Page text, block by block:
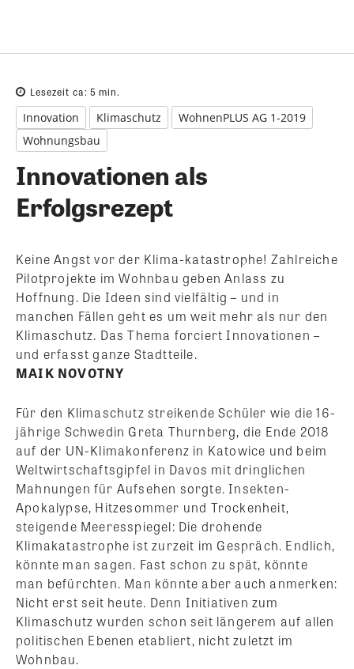
Lesezeit ca: 5 min.
Innovation Klimaschutz
WohnenPLUS AG 1-2019
Wohnungsbau
Innovationen als
Erfolgsrezept
Keine Angst vor der Klima-katastrophe! Zahlreiche
Pilotprojekte im Wohnbau geben Anlass zu
Hoffnung. Die Ideen sind vielfältig – und in
manchen Fällen geht es um weit mehr als nur den
Klimaschutz. Das Thema forciert Innovationen –
und erfasst ganze Stadtteile.
MAIK NOVOTNY
Für den Klimaschutz streikende Schüler wie die 16-
jährige Schwedin Greta Thurnberg, die Ende 2018
auf der UN-Klimakonferenz in Katowice und beim
Weltwirtschaftsgipfel in Davos mit dringlichen
Mahnungen für Aufsehen sorgte. Insekten-
Apokalypse, Hitzesommer und Trockenheit,
steigende Meeresspiegel: Die drohende
Klimakatastrophe ist zurzeit im Gespräch. Endlich,
könnte man sagen. Fast schon zu spät, könnte
man befürchten. Man könnte aber auch anmerken:
Nicht erst seit heute. Denn Initiativen zum
Klimaschutz wurden schon seit längerem auf allen
politischen Ebenen etabliert, nicht zuletzt im
Wohnbau.